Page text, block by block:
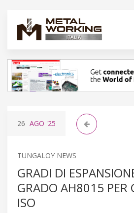
26 AGO '25
TUNGALOY NEWS
GRADI DI
GRADO AH8015 PER
ISO